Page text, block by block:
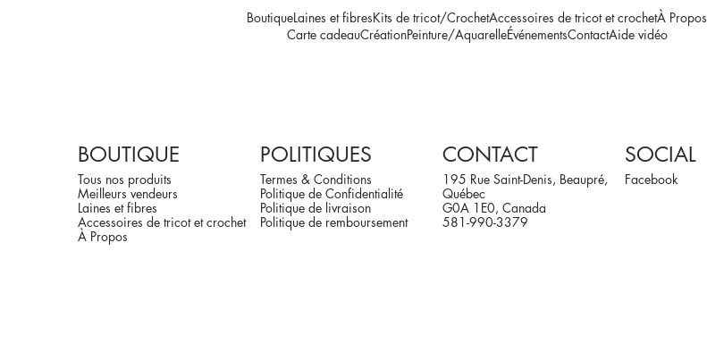
BoutiqueLaines et fibresKits de tricot/CrochetAccessoires de tricot et crochetÀ Propos
Carte cadeauCréationPeinture/AquarelleÉvénementsContactAide vidéo
BOUTIQUE
Tous nos produits
Meilleurs vendeurs
Laines et fibres
Accessoires de tricot et crochet
À Propos
POLITIQUES
Termes & Conditions
Politique de Confidentialité
Politique de livraison
Politique de remboursement
CONTACT
195 Rue Saint-Denis, Beaupré,
Québec
G0A 1E0, Canada
581-990-3379
SOCIAL
Facebook